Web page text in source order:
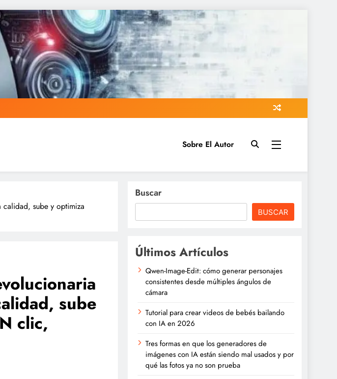
Sobre El Autor
calidad, sube y optimiza
sube
clic,
Buscar
BUSCAR
Últimos Artículos
Qwen-Image-Edit: cómo generar personajes
consistentes desde múltiples ángulos de
cámara
Tutorial para crear videos de bebés bailando
con IA en 2026
Tres formas en que los generadores de
imágenes con IA están siendo mal usados y por
qué las fotos ya no son prueba